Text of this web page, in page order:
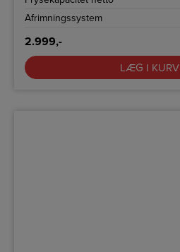
Afrimningssystem
2.999,-
LÆG I KURV